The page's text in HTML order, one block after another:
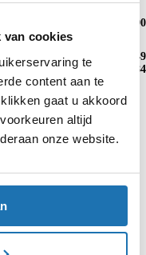
van cookies
te
content aan te
gaat u akkoord
altijd
onze website.
€ 26.990
€ 449
€ 384
Kies voor Private Lease
volkswagen